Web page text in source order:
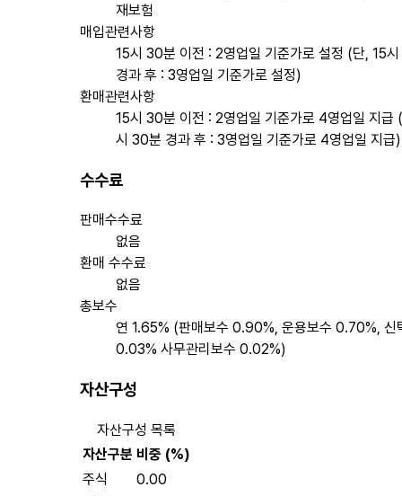
재보험
매입관련사항
15시 30분 이전 : 2영업일 기준가로 설정 (단, 15
경과 후 : 3영업일 기준가로 설정)
환매관련사항
15시 30분 이전 : 2영업일 기준가로 4영업일 지급
시 30분 경과 후 : 3영업일 기준가로 4영업일 지급)
수수료
판매수수료
없음
환매 수수료
없음
총보수
연 1.65% (판매보수 0.90%, 운용보수 0.70%, 신
0.03% 사무관리보수 0.02%)
자산구성
자산구성 목록
자산구분 비중 (%)
주식
0.00